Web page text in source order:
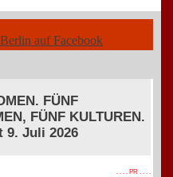
FÜNF
FÜNF KULTUREN.
9. Juli 2026
. . . . PR . . . .